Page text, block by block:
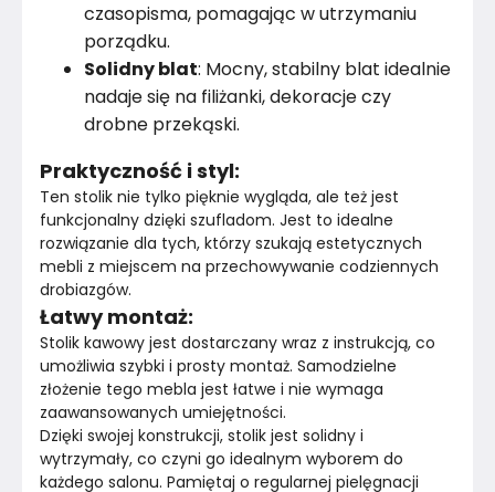
czasopisma, pomagając w utrzymaniu
porządku.
Solidny blat: Mocny, stabilny blat idealnie
nadaje się na filiżanki, dekoracje czy
drobne przekąski.
Praktyczność i styl:
Ten stolik nie tylko pięknie wygląda, ale też jest
funkcjonalny dzięki szufladom. Jest to idealne
rozwiązanie dla tych, którzy szukają estetycznych
mebli z miejscem na przechowywanie codziennych
drobiazgów.
Łatwy montaż:
Stolik kawowy jest dostarczany wraz z instrukcją, co
umożliwia szybki i prosty montaż. Samodzielne
złożenie tego mebla jest łatwe i nie wymaga
zaawansowanych umiejętności.
Dzięki swojej konstrukcji, stolik jest solidny i
wytrzymały, co czyni go idealnym wyborem do
każdego salonu. Pamiętaj o regularnej pielęgnacji